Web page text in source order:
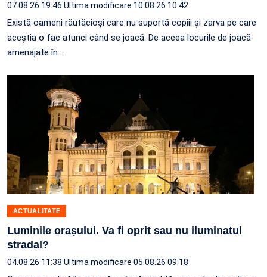
07.08.26 19:46 Ultima modificare 10.08.26 10:42
Există oameni răutăcioși care nu suportă copiii și zarva pe care
aceștia o fac atunci când se joacă. De aceea locurile de joacă
amenajate în…
ACTUALITATE
Luminile orașului. Va fi oprit sau nu iluminatul
stradal?
04.08.26 11:38 Ultima modificare 05.08.26 09:18